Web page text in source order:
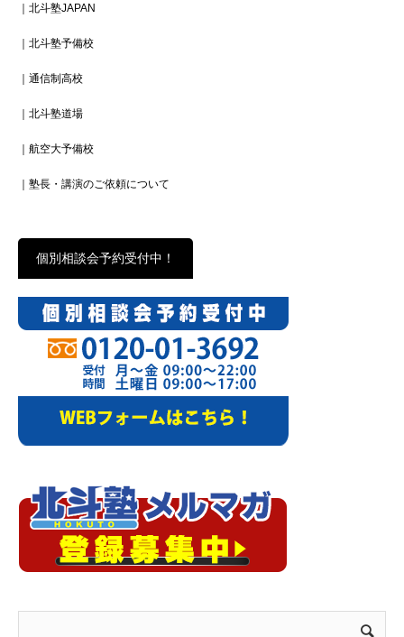
｜北斗塾JAPAN
｜北斗塾予備校
｜通信制高校
｜北斗塾道場
｜航空大予備校
｜塾長・講演のご依頼について
個別相談会予約受付中！